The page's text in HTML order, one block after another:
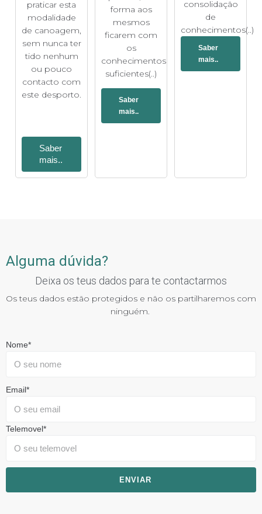
praticar esta
modalidade
de canoagem,
sem nunca ter
tido nenhum
ou pouco
contacto com
este desporto.
Saber
mais..
forma aos
mesmos
ficarem com
os
conhecimentos
suficientes(..)
Saber
mais..
consolidação
de
conhecimentos(..)
Saber
mais..
Alguma dúvida?
Deixa os teus dados para te contactarmos
Os teus dados estão protegidos e não os partilharemos com
ninguém.
Nome*
Email*
Telemovel*
ENVIAR